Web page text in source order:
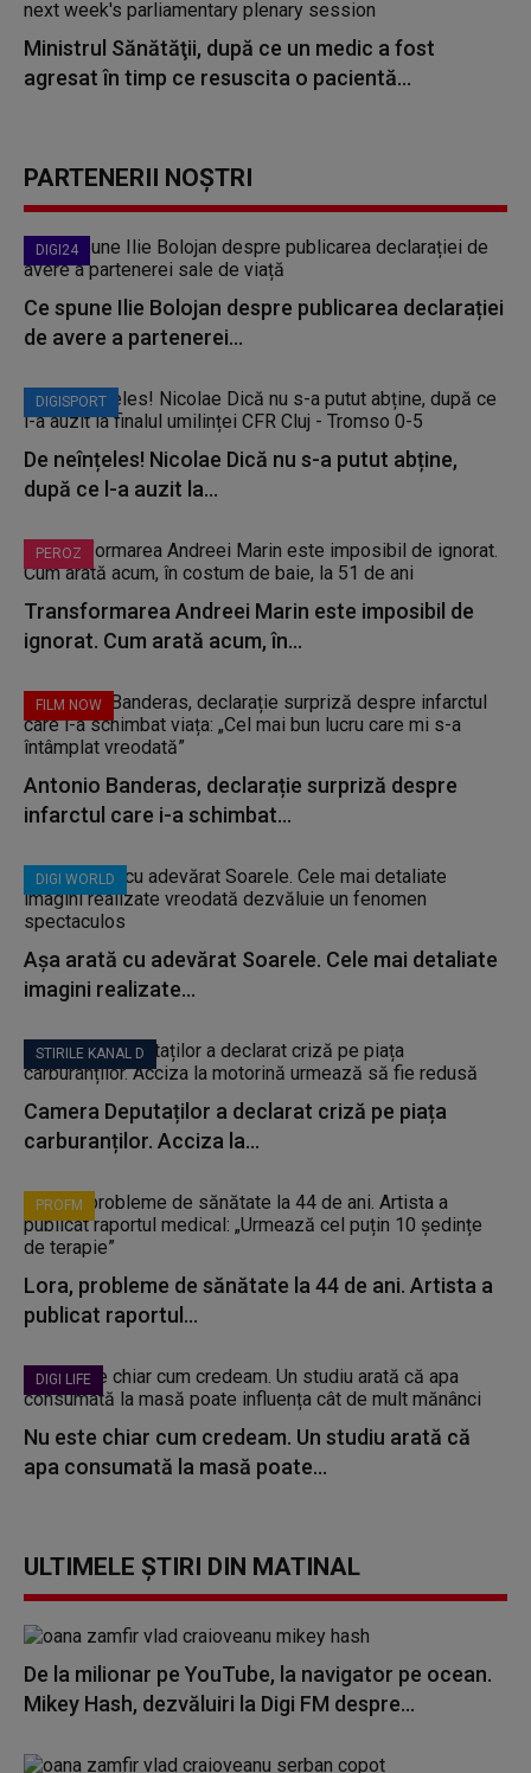
Ministrul Sănătăţii, după ce un medic a fost
agresat în timp ce resuscita o pacientă...
PARTENERII NOȘTRI
DIGI24
Ce spune Ilie Bolojan despre publicarea declarației
de avere a partenerei...
DIGISPORT
De neînțeles! Nicolae Dică nu s-a putut abține,
după ce l-a auzit la...
PEROZ
Transformarea Andreei Marin este imposibil de
ignorat. Cum arată acum, în...
FILM NOW
Antonio Banderas, declarație surpriză despre
infarctul care i-a schimbat...
DIGI WORLD
Așa arată cu adevărat Soarele. Cele mai detaliate
imagini realizate...
STIRILE KANAL D
Camera Deputaților a declarat criză pe piața
carburanților. Acciza la...
PROFM
Lora, probleme de sănătate la 44 de ani. Artista a
publicat raportul...
DIGI LIFE
Nu este chiar cum credeam. Un studiu arată că
apa consumată la masă poate...
ULTIMELE ȘTIRI DIN MATINAL
De la milionar pe YouTube, la navigator pe ocean.
Mikey Hash, dezvăluiri la Digi FM despre...